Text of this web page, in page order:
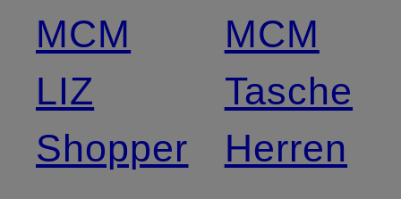
MCM
LIZ
Shopper
MCM
Tasche
Herren